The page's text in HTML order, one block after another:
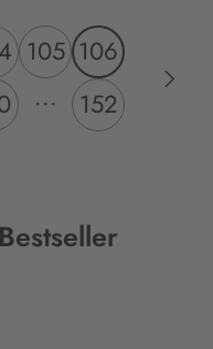
105 106
... 152